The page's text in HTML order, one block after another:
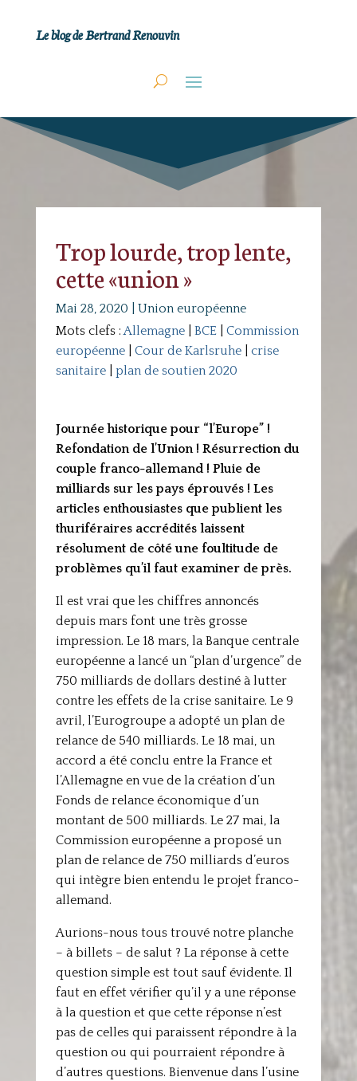
Le blog de Bertrand Renouvin
Trop lourde, trop lente,
cette «union »
Mai 28, 2020
Union européenne
Mots clefs :Allemagne| BCE| Commission
européenne| Cour de Karlsruhe| crise
sanitaire| plan de soutien 2020
Journée historique pour “l’Europe” !
Refondation de l’Union ! Résurrection du
couple franco-allemand ! Pluie de
milliards sur les pays éprouvés ! Les
articles enthousiastes que publient les
thuriféraires accrédités laissent
résolument de côté une foultitude de
problèmes qu’il faut examiner de près.
Il est vrai que les chiffres annoncés
depuis mars font une très grosse
impression. Le 18 mars, la Banque centrale
européenne a lancé un “plan d’urgence” de
750 milliards de dollars destiné à lutter
contre les effets de la crise sanitaire. Le 9
avril, l’Eurogroupe a adopté un plan de
relance de 540 milliards. Le 18 mai, un
accord a été conclu entre la France et
l’Allemagne en vue de la création d’un
Fonds de relance économique d’un
montant de 500 milliards. Le 27 mai, la
Commission européenne a proposé un
plan de relance de 750 milliards d’euros
qui intègre bien entendu le projet franco-
allemand.
Aurions-nous tous trouvé notre planche
– à billets – de salut ? La réponse à cette
question simple est tout sauf évidente. Il
faut en effet vérifier qu’il y a une réponse
à la question et que cette réponse n’est
pas de celles qui paraissent répondre à la
question ou qui pourraient répondre à
d’autres questions. Bienvenue dans l’usine